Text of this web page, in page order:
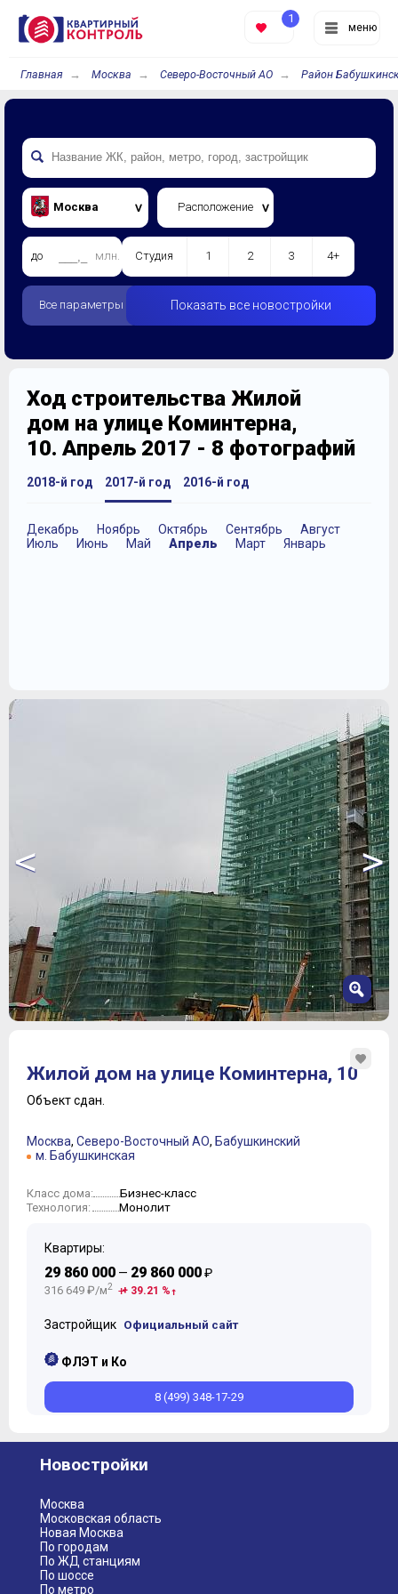
меню
1
Главная Москва Северо-Восточный АО Район
Москва Расположение
до млн. Студия 1 2 3 4+
Все параметры Показать все новостройки
Ход строительства Жилой
дом на улице Коминтерна,
10. Апрель 2017 - 8 фотографий
2018-й год 2017-й год
Декабрь Ноябрь Октябрь Сентябрь
Август
Июль
Июнь Май Апрель Март Январь
2016-й год
< >
3
4
6
7
Жилой дом на улице Коминтерна, 10
Объект сдан.
Москва, Северо-Восточный АО, Бабушкинский
м. Бабушкинская
Класс дома: Бизнес-класс
Технология: Монолит
Квартиры:
29 860 000 — 29 860 000₽
316 649 ₽/м2 + 39.21 %
Застройщик Официальный сайт
ФЛЭТ и Ко
8 (499) 348-17-29
Новостройки
Москва
Московская область
Новая Москва
По городам
По ЖД станциям
По шоссе
По метро